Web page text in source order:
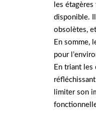
les
disponible.
obsolètes,
En somme,
pour
En triant les
limiter son